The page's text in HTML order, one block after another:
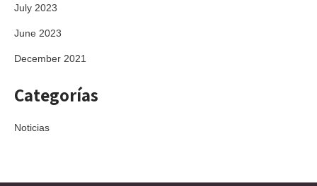
July 2023
June 2023
December 2021
Categorías
Noticias